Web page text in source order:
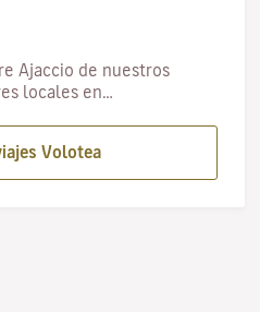
Ajaccio de nuestros
locales en…
Volotea